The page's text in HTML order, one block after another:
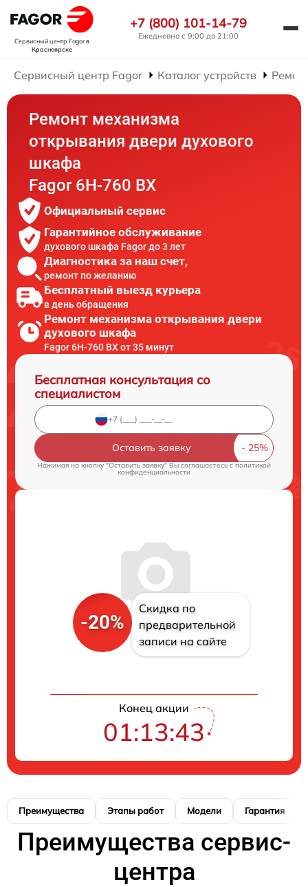
Сервисный центр Fagorв
Красноярске
+7 (800) 101-14-79
Ежедневно с 9:00 до 21:00
Сервисный центр Fagor Каталог устройств
Ремонт механизма
открывания двери духового
шкафа
Fagor 6H-760 BX
Официальный сервис
Гарантийное обслуживание
духового шкафа Fagor до 3 лет
Диагностика за наш счет,
ремонт по желанию
Бесплатный выезд курьера
в день обращения
Ремонт механизма открывания двери
духового шкафа
Fagor 6H-760 BX от 35 минут
Бесплатная консультация со
специалистом
Оставить заявку
Нажимая на кнопку "Оставить заявку" Вы соглашаетесь cполитикой
конфиденциальности
-20%
Скидка по
предварительной
записи на сайте
Конец акции
01:13:42
Преимущества Этапы работ Модели Гарантия
Преимущества сервис-
центра